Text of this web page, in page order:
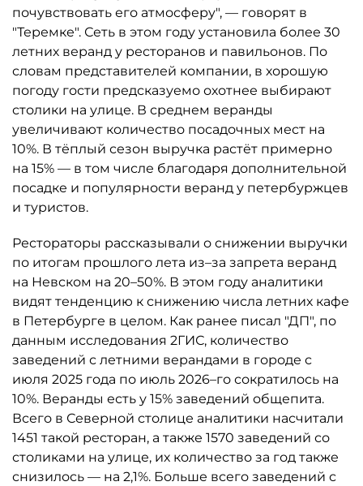
почувствовать его атмосферу", — говорят в
"Теремке". Сеть в этом году установила более 30
летних веранд у ресторанов и павильонов. По
словам представителей компании, в хорошую
погоду гости предсказуемо охотнее выбирают
столики на улице. В среднем веранды
увеличивают количество посадочных мест на
10%. В тёплый сезон выручка растёт примерно
на 15% — в том числе благодаря дополнительной
посадке и популярности веранд у петербуржцев
и туристов.
Рестораторы рассказывали о снижении выручки
по итогам прошлого лета из–за запрета веранд
на Невском на 20–50%. В этом году аналитики
видят тенденцию к снижению числа летних кафе
в Петербурге в целом. Как ранее писал "ДП", по
данным исследования 2ГИС, количество
заведений с летними верандами в городе с
июля 2025 года по июль 2026–го сократилось на
10%. Веранды есть у 15% заведений общепита.
Всего в Северной столице аналитики насчитали
1451 такой ресторан, а также 1570 заведений со
столиками на улице, их количество за год также
снизилось — на 2,1%. Больше всего заведений с